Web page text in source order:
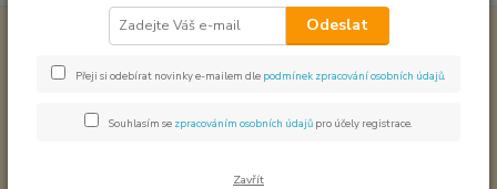
Cukr a sůl Květ mořské soli
Květ mořské soli
Odeslat
Přeji si odebírat novinky e-mailem dle podmínek zpracování osobních údajů
Souhlasím se zpracováním osobních údajů pro účely registrace.
Zavřít